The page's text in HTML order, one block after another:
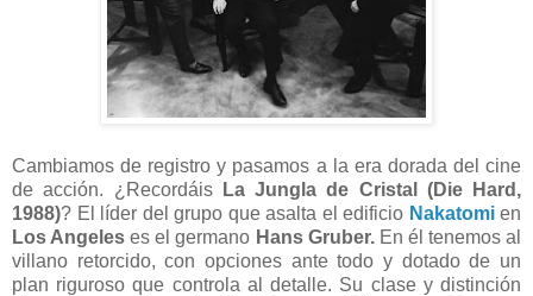
Cambiamos de registro y pasamos a la era dorada del cine
de acción. ¿Recordáis
La Jungla de Cristal (Die Hard,
1988)? El líder del grupo que asalta el edificio Nakatomi en
Los Angeles es el germano Hans Gruber.En él tenemos al
villano retorcido, con opciones ante todo y dotado de un
plan riguroso que controla al detalle. Su clase y distinción